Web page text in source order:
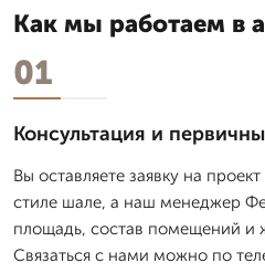
Как мы работаем в
01
Консультация и
Вы оставляете заявку на
стиле шале, а наш менеджер
площадь, состав помещений и
Связаться с нами можно по